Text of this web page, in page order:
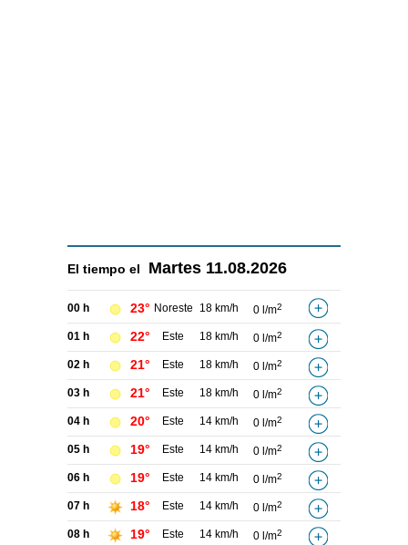
El tiempo el Martes 11.08.2026
00 h 23° Noreste 18 km/h 0 l/m2
01 h 22° Este 18 km/h 0 l/m2
02 h 21° Este 18 km/h 0 l/m2
03 h 21° Este 18 km/h 0 l/m2
04 h 20° Este 14 km/h 0 l/m2
05 h 19° Este 14 km/h 0 l/m2
06 h 19° Este 14 km/h 0 l/m2
07 h 18° Este 14 km/h 0 l/m2
08 h 19° Este 14 km/h 0 l/m2